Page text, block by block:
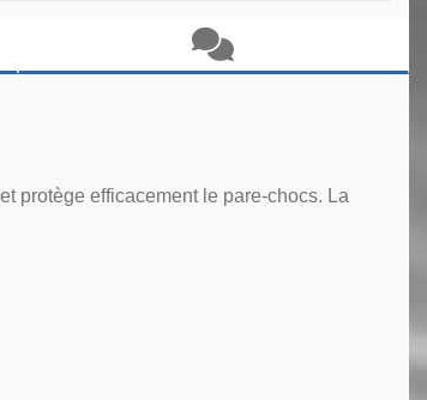
protège efficacement le pare-chocs. La